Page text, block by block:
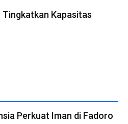
Tingkatkan Kapasitas
Perkuat Iman di Fadoro